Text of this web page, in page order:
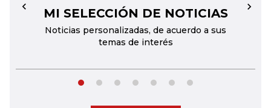
MI SELECCIÓN DE NOTICIAS
Noticias personalizadas, de acuerdo a sus
temas de interés
← →